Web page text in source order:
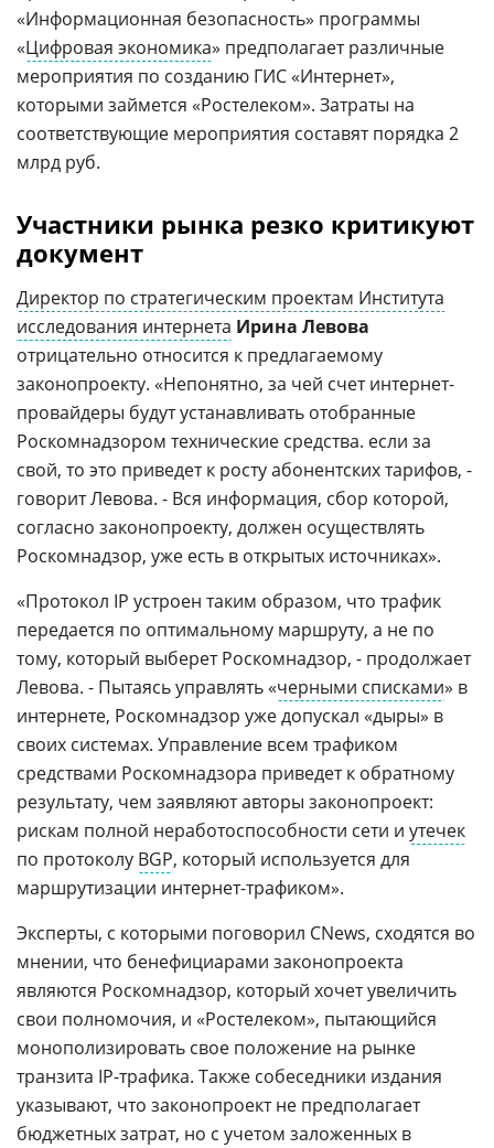
«Информационная безопасность» программы
«Цифровая экономика» предполагает различные
мероприятия по созданию ГИС «Интернет»,
которыми займется «Ростелеком». Затраты на
соответствующие мероприятия составят порядка 2
млрд руб.
Участники рынка резко критикуют
документ
Директор по стратегическим проектам Института
исследования интернета Ирина Левова
отрицательно относится к предлагаемому
законопроекту. «Непонятно, за чей счет интернет-
провайдеры будут устанавливать отобранные
Роскомнадзором технические средства. если за
свой, то это приведет к росту абонентских тарифов, -
говорит Левова. - Вся информация, сбор которой,
согласно законопроекту, должен осуществлять
Роскомнадзор, уже есть в открытых источниках».
«Протокол IP устроен таким образом, что трафик
передается по оптимальному маршруту, а не по
тому, который выберет Роскомнадзор, - продолжает
Левова. - Пытаясь управлять «черными списками» в
интернете, Роскомнадзор уже допускал «дыры» в
своих системах. Управление всем трафиком
средствами Роскомнадзора приведет к обратному
результату, чем заявляют авторы законопроект:
рискам полной неработоспособности сети и утечек
по протоколу BGP, который используется для
маршрутизации интернет-трафиком».
Эксперты, с которыми поговорил CNews, сходятся во
мнении, что бенефициарами законопроекта
являются Роскомнадзор, который хочет увеличить
свои полномочия, и «Ростелеком», пытающийся
монополизировать свое положение на рынке
транзита IP-трафика. Также собеседники издания
указывают, что законопроект не предполагает
бюджетных затрат, но с учетом заложенных в